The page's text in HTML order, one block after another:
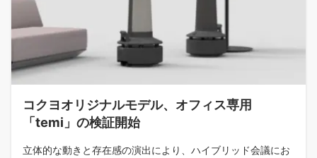
コクヨオリジナルモデル、オフィス専用
「temi」の検証開始
立体的な動きと存在感の演出により、ハイブリッド会議にお